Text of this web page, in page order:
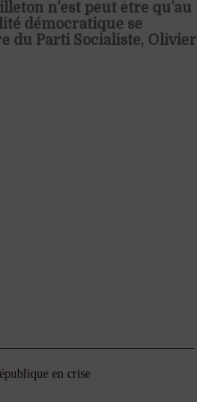
n’est peut être qu’au
démocratique se
du Parti Socialiste, Olivier
en crise